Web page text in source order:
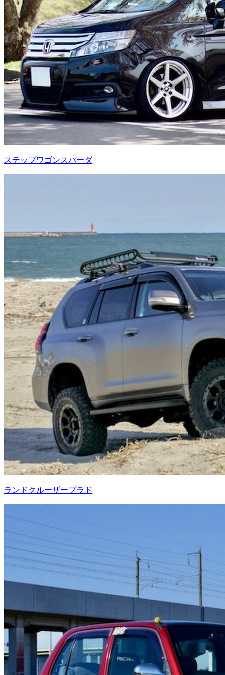
ステップワゴンスパーダ
ランドクルーザープラド